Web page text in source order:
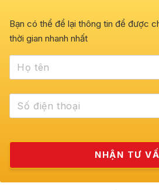
Bạn có thể để lại thông tin để được
thời gian nhanh nhất